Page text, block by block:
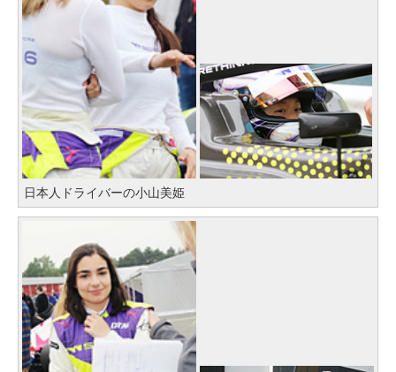
日本人ドライバーの小山美姫